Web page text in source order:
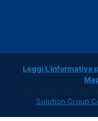
Leggi L'informativa
COPYRIGHT [c] 2023
Solution Group